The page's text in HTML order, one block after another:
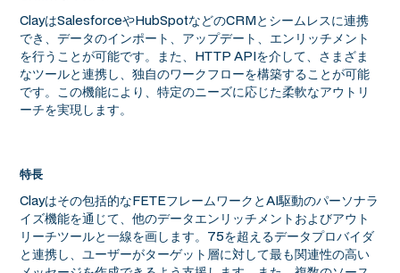
ClayはSalesforceやHubSpotなどのCRMとシームレスに連携
でき、データのインポート、アップデート、エンリッチメント
を行うことが可能です。また、HTTP APIを介して、さまざま
なツールと連携し、独自のワークフローを構築することが可能
です。この機能により、特定のニーズに応じた柔軟なアウトリ
ーチを実現します。
特長
Clayはその包括的なFETEフレームワークとAI駆動のパーソナラ
イズ機能を通じて、他のデータエンリッチメントおよびアウト
リーチツールと一線を画します。75を超えるデータプロバイダ
と連携し、ユーザーがターゲット層に対して最も関連性の高い